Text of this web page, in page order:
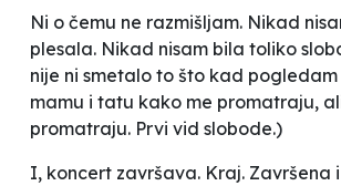
Ni o čemu ne razmišljam. Nikad
plesala. Nikad nisam bila toliko
nije ni smetalo to što kad
mamu i tatu kako me promatraju,
promatraju. Prvi vid slobode.)
I, koncert završava. Kraj. Završena